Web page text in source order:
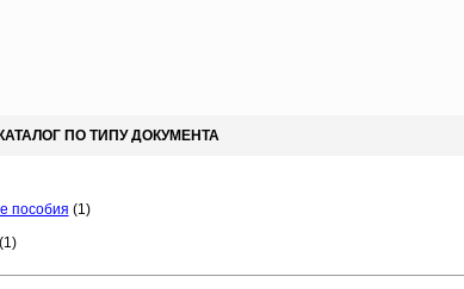
ПО ТИПУ ДОКУМЕНТА
пособия (1)